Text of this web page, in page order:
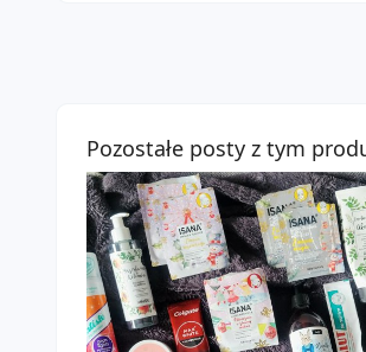
Pozostałe posty z tym